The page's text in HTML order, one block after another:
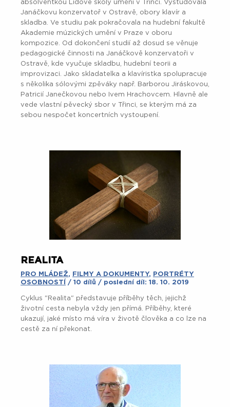
absolventkou Lidové školy umění v Třinci. Vystudovala
Janáčkovu konzervatoř v Ostravě, obory klavír a
skladba. Ve studiu pak pokračovala na hudební fakultě
Akademie múzických umění v Praze v oboru
kompozice. Od dokončení studií až dosud se věnuje
pedagogické činnosti na Janáčkově konzervatoři v
Ostravě, kde vyučuje skladbu, hudební teorii a
improvizaci. Jako skladatelka a klavíristka spolupracuje
s několika sólovými zpěváky např. Barborou Jiráskovou,
Patricií Janečkovou nebo Ivem Hrachovcem. Hlavně ale
vede vlastní pěvecký sbor v Třinci, se kterým má za
sebou nespočet koncertních vystoupení.
REALITA
PRO MLÁDEŽ, FILMY A DOKUMENTY,
PORTRÉTY
OSOBNOSTÍ
/ 10 dílů / poslední díl: 18. 10. 2019
Cyklus "Realita" představuje příběhy těch, jejichž
životní cesta nebyla vždy jen přímá. Příběhy, které
ukazují, jaké místo má víra v životě člověka a co lze na
cestě za ní překonat.